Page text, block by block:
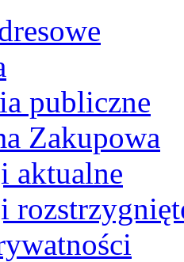
publiczne
Zakupowa
aktualne